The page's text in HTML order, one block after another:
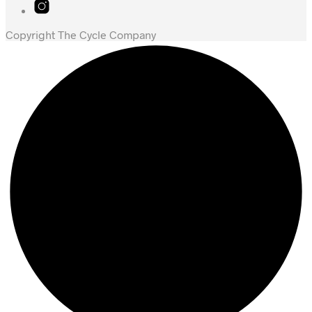
Copyright The Cycle Company